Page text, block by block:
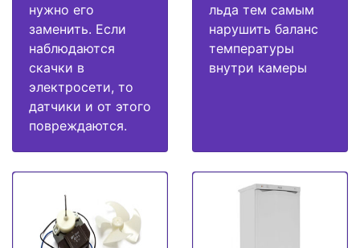
нужно его
заменить. Если
наблюдаются
скачки в
электросети, то
датчики и от этого
повреждаются.
льда тем самым
нарушить баланс
температуры
внутри камеры